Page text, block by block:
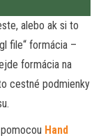
alebo ak si to
file“ formácia –
formácia na
cestné podmienky
Hand